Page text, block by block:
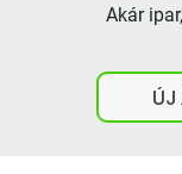
Akár
ÚJ